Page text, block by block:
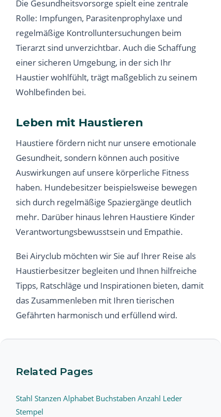
Die Gesundheitsvorsorge spielt eine zentrale
Rolle: Impfungen, Parasitenprophylaxe und
regelmäßige Kontrolluntersuchungen beim
Tierarzt sind unverzichtbar. Auch die Schaffung
einer sicheren Umgebung, in der sich Ihr
Haustier wohlfühlt, trägt maßgeblich zu seinem
Wohlbefinden bei.
Leben mit Haustieren
Haustiere fördern nicht nur unsere emotionale
Gesundheit, sondern können auch positive
Auswirkungen auf unsere körperliche Fitness
haben. Hundebesitzer beispielsweise bewegen
sich durch regelmäßige Spaziergänge deutlich
mehr. Darüber hinaus lehren Haustiere Kinder
Verantwortungsbewusstsein und Empathie.
Bei Airyclub möchten wir Sie auf Ihrer Reise als
Haustierbesitzer begleiten und Ihnen hilfreiche
Tipps, Ratschläge und Inspirationen bieten, damit
das Zusammenleben mit Ihren tierischen
Gefährten harmonisch und erfüllend wird.
Related Pages
Stahl Stanzen Alphabet Buchstaben Anzahl Leder
Stempel